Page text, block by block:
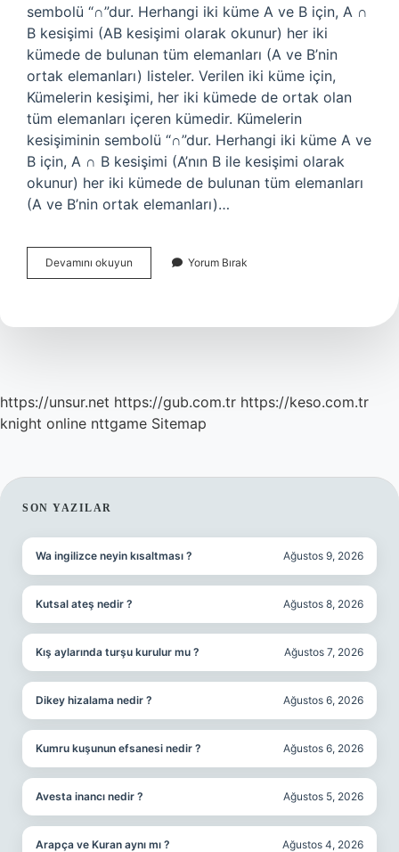
sembolü “∩”dur. Herhangi iki küme A ve B için, A ∩
B kesişimi (AB kesişimi olarak okunur) her iki
kümede de bulunan tüm elemanları (A ve B’nin
ortak elemanları) listeler. Verilen iki küme için,
Kümelerin kesişimi, her iki kümede de ortak olan
tüm elemanları içeren kümedir. Kümelerin
kesişiminin sembolü “∩”dur. Herhangi iki küme A ve
B için, A ∩ B kesişimi (A’nın B ile kesişimi olarak
okunur) her iki kümede de bulunan tüm elemanları
(A ve B’nin ortak elemanları)…
Devamını okuyun
Kümenin
Bulunur
Yorum Bırak
https://unsur.net https://gub.com.tr https://keso.com.tr
knight online nttgame Sitemap
SIDEBAR
SON YAZILAR
Wa ingilizce neyin kısaltması ? Ağustos 9, 2026
Kutsal ateş nedir ? Ağustos 8, 2026
Kış aylarında turşu kurulur mu ? Ağustos 7, 2026
Dikey hizalama nedir ? Ağustos 6, 2026
Kumru kuşunun efsanesi nedir ? Ağustos 6, 2026
Avesta inancı nedir ? Ağustos 5, 2026
Arapça ve Kuran aynı mı ? Ağustos 4, 2026